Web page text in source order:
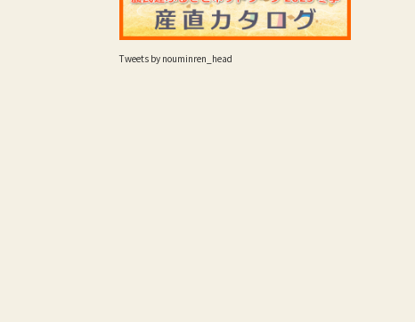
Tweets by nouminren_head